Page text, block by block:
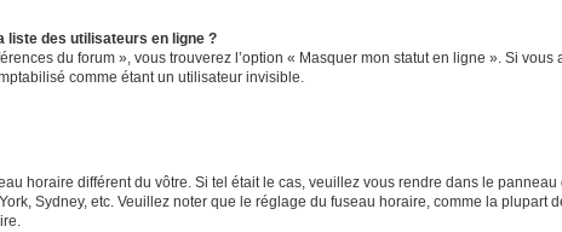
liste des utilisateurs en ligne ?
du forum », vous trouverez l’option « Masquer mon statut en ligne ». Si
comme étant un utilisateur invisible.
horaire différent du vôtre. Si tel était le cas, veuillez vous rendre dans le
Sydney, etc. Veuillez noter que le réglage du fuseau horaire, comme la plupart